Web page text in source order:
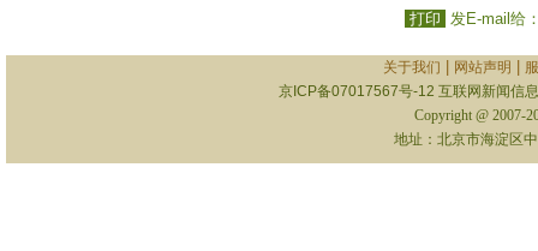
打印 发E-mail给
关于我们 网站声明
京ICP备07017567号-12 互联网新闻信
Copyright @ 2007-
地址：北京市海淀区